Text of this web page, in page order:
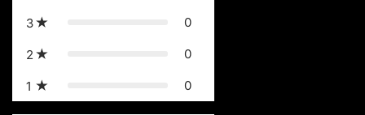
3 0
2 0
1 0